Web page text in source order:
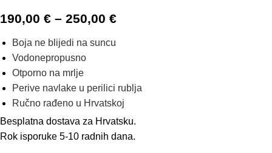
190,00 € – 250,00 €
Boja ne blijedi na suncu
Vodonepropusno
Otporno na mrlje
Perive navlake u perilici rublja
Ručno rađeno u Hrvatskoj
Besplatna dostava za Hrvatsku.
Rok isporuke 5-10 radnih dana.